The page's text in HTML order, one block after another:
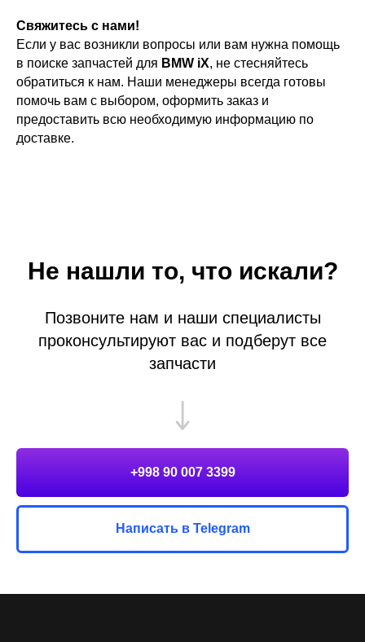
Свяжитесь с нами!
Если у вас возникли вопросы или вам нужна помощь
в поиске запчастей для BMW iX, не стесняйтесь
обратиться к нам. Наши менеджеры всегда готовы
помочь вам с выбором, оформить заказ и
предоставить всю необходимую информацию по
доставке.
Не нашли то, что искали?
Позвоните нам и наши специалисты
проконсультируют вас и подберут все
запчасти
+998 90 007 3399
Написать в Telegram